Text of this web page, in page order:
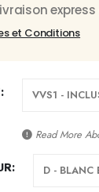
et Conditions
Read More